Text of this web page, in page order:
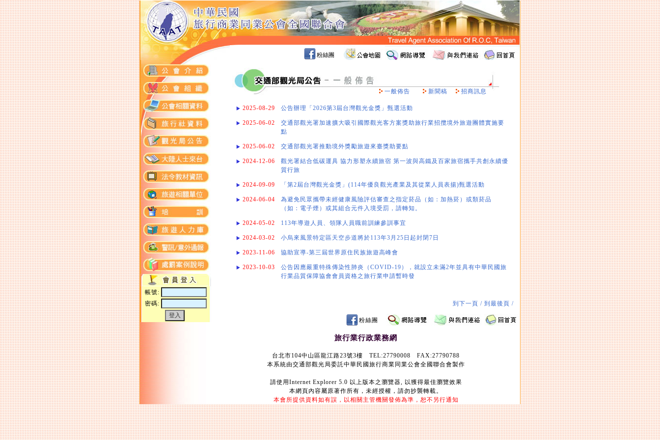
粉絲團
帳號:
密碼:
一般佈告 新聞稿 招商訊息
2025-08-29 公告辦理「2026第3屆台灣觀光金獎」甄選活動
2025-06-02
交通部觀光署加速擴大吸引國際觀光客方案獎助旅行業招攬境外旅遊團體實施要
點
2025-06-02 交通部觀光署推動境外獎勵旅遊來臺獎助要點
2024-12-06
觀光署結合低碳運具 協力形塑永續旅宿 第一波與高鐵及百家旅宿攜手共創永續優
質行旅
2024-09-09 「第2屆台灣觀光金獎」(114年優良觀光產業及其從業人員表揚)甄選活動
2024-06-04
為避免民眾攜帶未經健康風險評估審查之指定菸品（如：加熱菸）或類菸品
（如：電子煙）或其組合元件入境受罰，請轉知。
2024-05-02 113年導遊人員、領隊人員職前訓練參訓事宜
2024-03-02 小烏來風景特定區天空步道將於113年3月25日起封閉7日
2023-11-06 協助宣導-第三屆世界原住民族旅遊高峰會
2023-10-03
公告因應嚴重特殊傳染性肺炎（COVID-19），就設立未滿2年並具有中華民國旅
行業品質保障協會會員資格之旅行業申請暫時發
到下一頁 / 到最後頁 /
粉絲團
旅行業行政業務網
台北市104中山區龍江路23號3樓 TEL:27790008 FAX:27790788
本系統由交通部觀光局委託中華民國旅行商業同業公會全國聯合會製作
請使用Internet Explorer 5.0 以上版本之瀏覽器, 以獲得最佳瀏覽效果
本網頁內容屬原著作所有，未經授權，請勿抄襲轉載。
本會所提供資料如有誤，以相關主管機關發佈為準，恕不另行通知